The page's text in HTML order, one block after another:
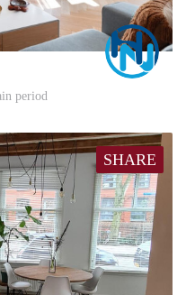
period
SHARE